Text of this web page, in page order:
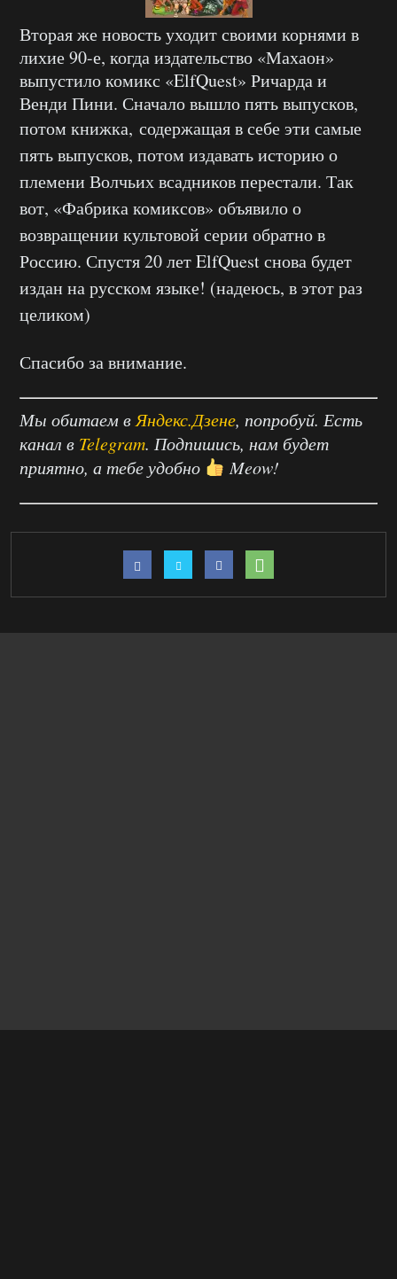
Вторая же новость уходит своими корнями в
лихие 90-е, когда издательство «Махаон»
выпустило комикс «ElfQuest» Ричарда и
Венди Пини. Сначало вышло пять выпусков,
потом книжка, содержащая в себе эти самые
пять выпусков, потом издавать историю о
племени Волчьих всадников перестали. Так
вот, «Фабрика комиксов» объявило о
возвращении культовой серии обратно в
Россию. Спустя 20 лет ElfQuest снова будет
издан на русском языке! (надеюсь, в этот раз
целиком)
Спасибо за внимание.
Мы обитаем в Яндекс.Дзене, попробуй. Есть
канал в Telegram. Подпишись, нам будет
приятно, а тебе удобно
Meow!